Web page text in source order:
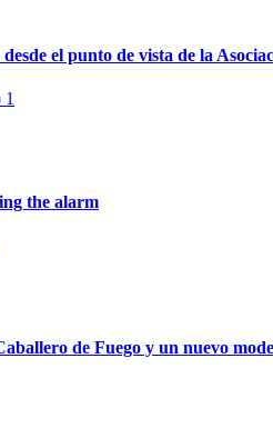
el punto de vista de la
1
the alarm
de Fuego y un nuevo